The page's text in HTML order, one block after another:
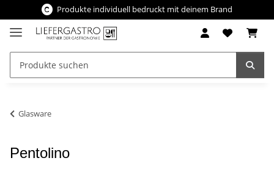
Produkte individuell bedruckt mit deinem Brand
Glasware
Pentolino